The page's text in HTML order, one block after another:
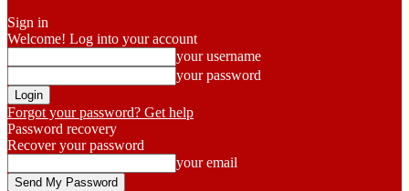
Sign in
Welcome! Log into your account
your username
your password
Forgot your password? Get help
Password recovery
Recover your password
your email